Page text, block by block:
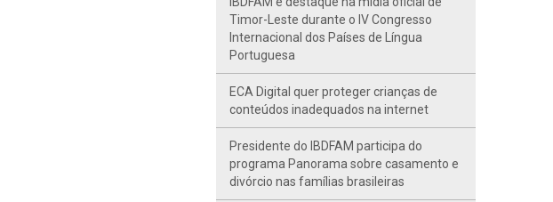
Timor-Leste durante o IV Congresso
Internacional dos Países de Língua
Portuguesa
ECA Digital quer proteger crianças de
conteúdos inadequados na internet
Presidente do IBDFAM participa do
programa Panorama sobre casamento e
divórcio nas famílias brasileiras